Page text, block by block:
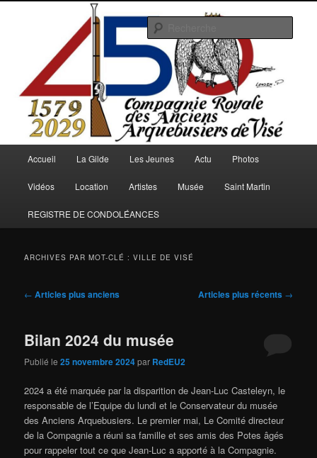
Arquebusiers.eu
Accueil La Gilde Les Jeunes Actu Photos
Vidéos Location Artistes Musée Saint Martin
REGISTRE DE CONDOLÉANCES
ARCHIVES PAR MOT-CLÉ :VILLE DE VISÉ
Navigation
← Articles plus anciens Articles plus récents →
Bilan 2024 du musée
Publié le25 novembre 2024par RedEU2
2024 a été marquée par la disparition de Jean-Luc Casteleyn, le
responsable de l’Equipe du lundi et le Conservateur du musée
des Anciens Arquebusiers. Le premier mai, Le Comité directeur
de la Compagnie a réuni sa famille et ses amis des Potes âgés
pour rappeler tout ce que Jean-Luc a apporté à la Compagnie.